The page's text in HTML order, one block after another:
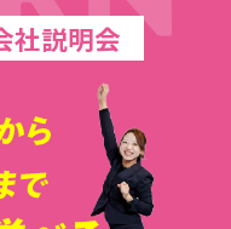
社説明会